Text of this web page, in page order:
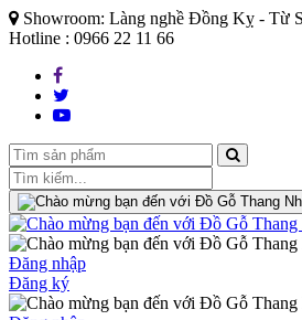
Showroom: Làng nghề Đồng Kỵ - Từ
Hotline : 0966 22 11 66
Đăng nhập
Đăng ký